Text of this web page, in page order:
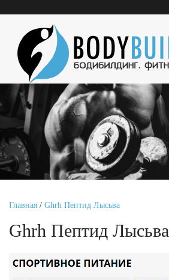
Главная / Ghrh Пептид Лысьва
Ghrh Пептид Лысьва